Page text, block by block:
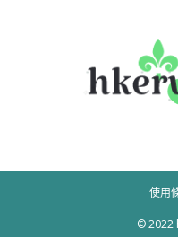
使用
© 2022